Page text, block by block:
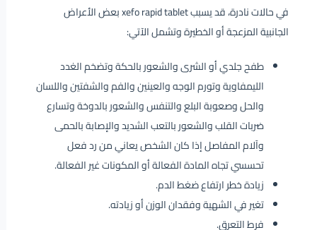
في حالات نادرة، قد يسبب xefo rapid tablet بعض الأعراض
الجانبية المزعجة أو الخطيرة وتشمل الآتي:
طفح جلدي أو الشرى والشعور بالحكة وتضخم الغدد
الليمفاوية وتورم الوجه والعينين والفم والشفتين واللسان
والحل وصعوبة البلع والتنفس والشعور بالدوخة وتسارع
ضربات القلب والشعور بالتعب الشديد والإصابة بالحمى
وآلام المفاصل إذا كان الشخص يعاني من رد فعل
تحسسي تجاه المادة الفعالة أو المكونات غير الفعالة.
زيادة خطر ارتفاع ضغط الدم.
تغير في الشهية وفقدان الوزن أو زيادته.
فرط التعرق.